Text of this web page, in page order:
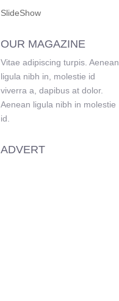
SlideShow
OUR MAGAZINE
Vitae adipiscing turpis. Aenean
ligula nibh in, molestie id
viverra a, dapibus at dolor.
Aenean ligula nibh in molestie
id.
ADVERT